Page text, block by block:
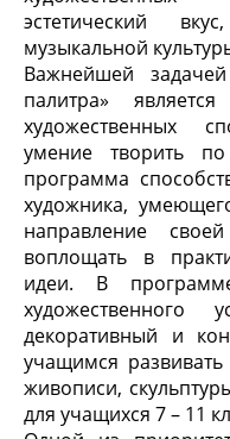
эстетический
музыкальной
Важнейшей
палитра»
художественных
умение творить
программа
художника,
направление
воплощать в
идеи. В
художественного
декоративный и
учащимся
живописи,
для учащихся 7 – 11